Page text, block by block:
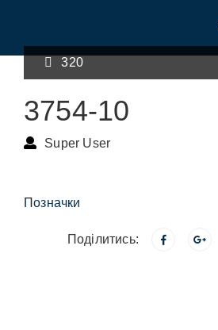
320
3754-10
Super User
Позначки
Поділитись: